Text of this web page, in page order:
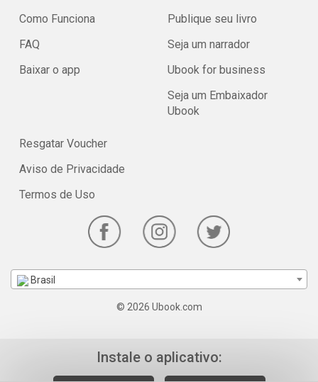
Como Funciona
FAQ
Baixar o app
Publique seu livro
Seja um narrador
Ubook for business
Seja um Embaixador
Ubook
Resgatar Voucher
Aviso de Privacidade
Termos de Uso
Brasil
© 2026 Ubook.com
Instale o aplicativo: